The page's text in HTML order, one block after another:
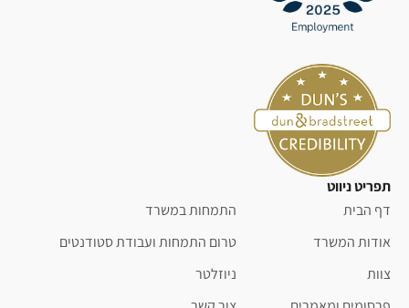
תפריט ניווט
דף הבית
אודות המשרד
צוות
התמחות במשרד
טרום התמחות ועבודת סטודנטים
ניוזלטר